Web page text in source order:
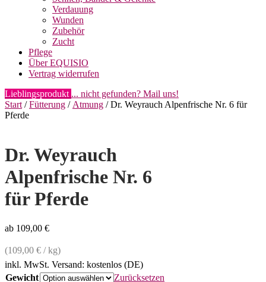
Verdauung
Wunden
Zubehör
Zucht
Pflege
Über EQUISIO
Vertrag widerrufen
Lieblingsprodukt ... nicht gefunden? Mail uns!
Start /Fütterung / Atmung / Dr. Weyrauch Alpenfrische Nr. 6 für
Pferde
Dr. Weyrauch
Alpenfrische Nr. 6
für Pferde
ab 109,00 €
(109,00 € /kg)
inkl. MwSt. Versand: kostenlos (DE)
Gewicht
Zurücksetzen